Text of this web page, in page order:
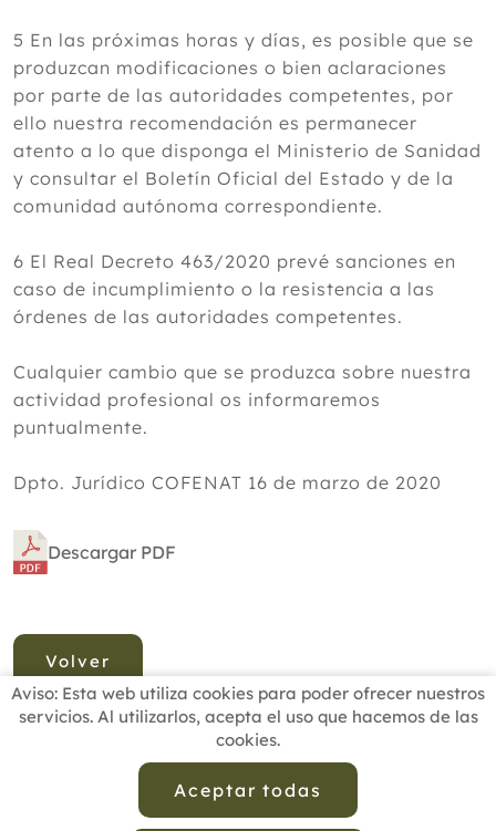
5 En las próximas horas y días, es posible que se
produzcan modificaciones o bien aclaraciones
por parte de las autoridades competentes, por
ello nuestra recomendación es permanecer
atento a lo que disponga el Ministerio de Sanidad
y consultar el Boletín Oficial del Estado y de la
comunidad autónoma correspondiente.
6 El Real Decreto 463/2020 prevé sanciones en
caso de incumplimiento o la resistencia a las
órdenes de las autoridades competentes.
Cualquier cambio que se produzca sobre nuestra
actividad profesional os informaremos
puntualmente.
Dpto. Jurídico COFENAT 16 de marzo de 2020
Descargar PDF
Volver
Aviso: Esta web utiliza cookies para poder ofrecer nuestros
servicios. Al utilizarlos, acepta el uso que hacemos de las
cookies.
Aceptar todas
BUSCADOR PROFESIONALES
ESCUELAS RECOMENDADAS
CONTACTO